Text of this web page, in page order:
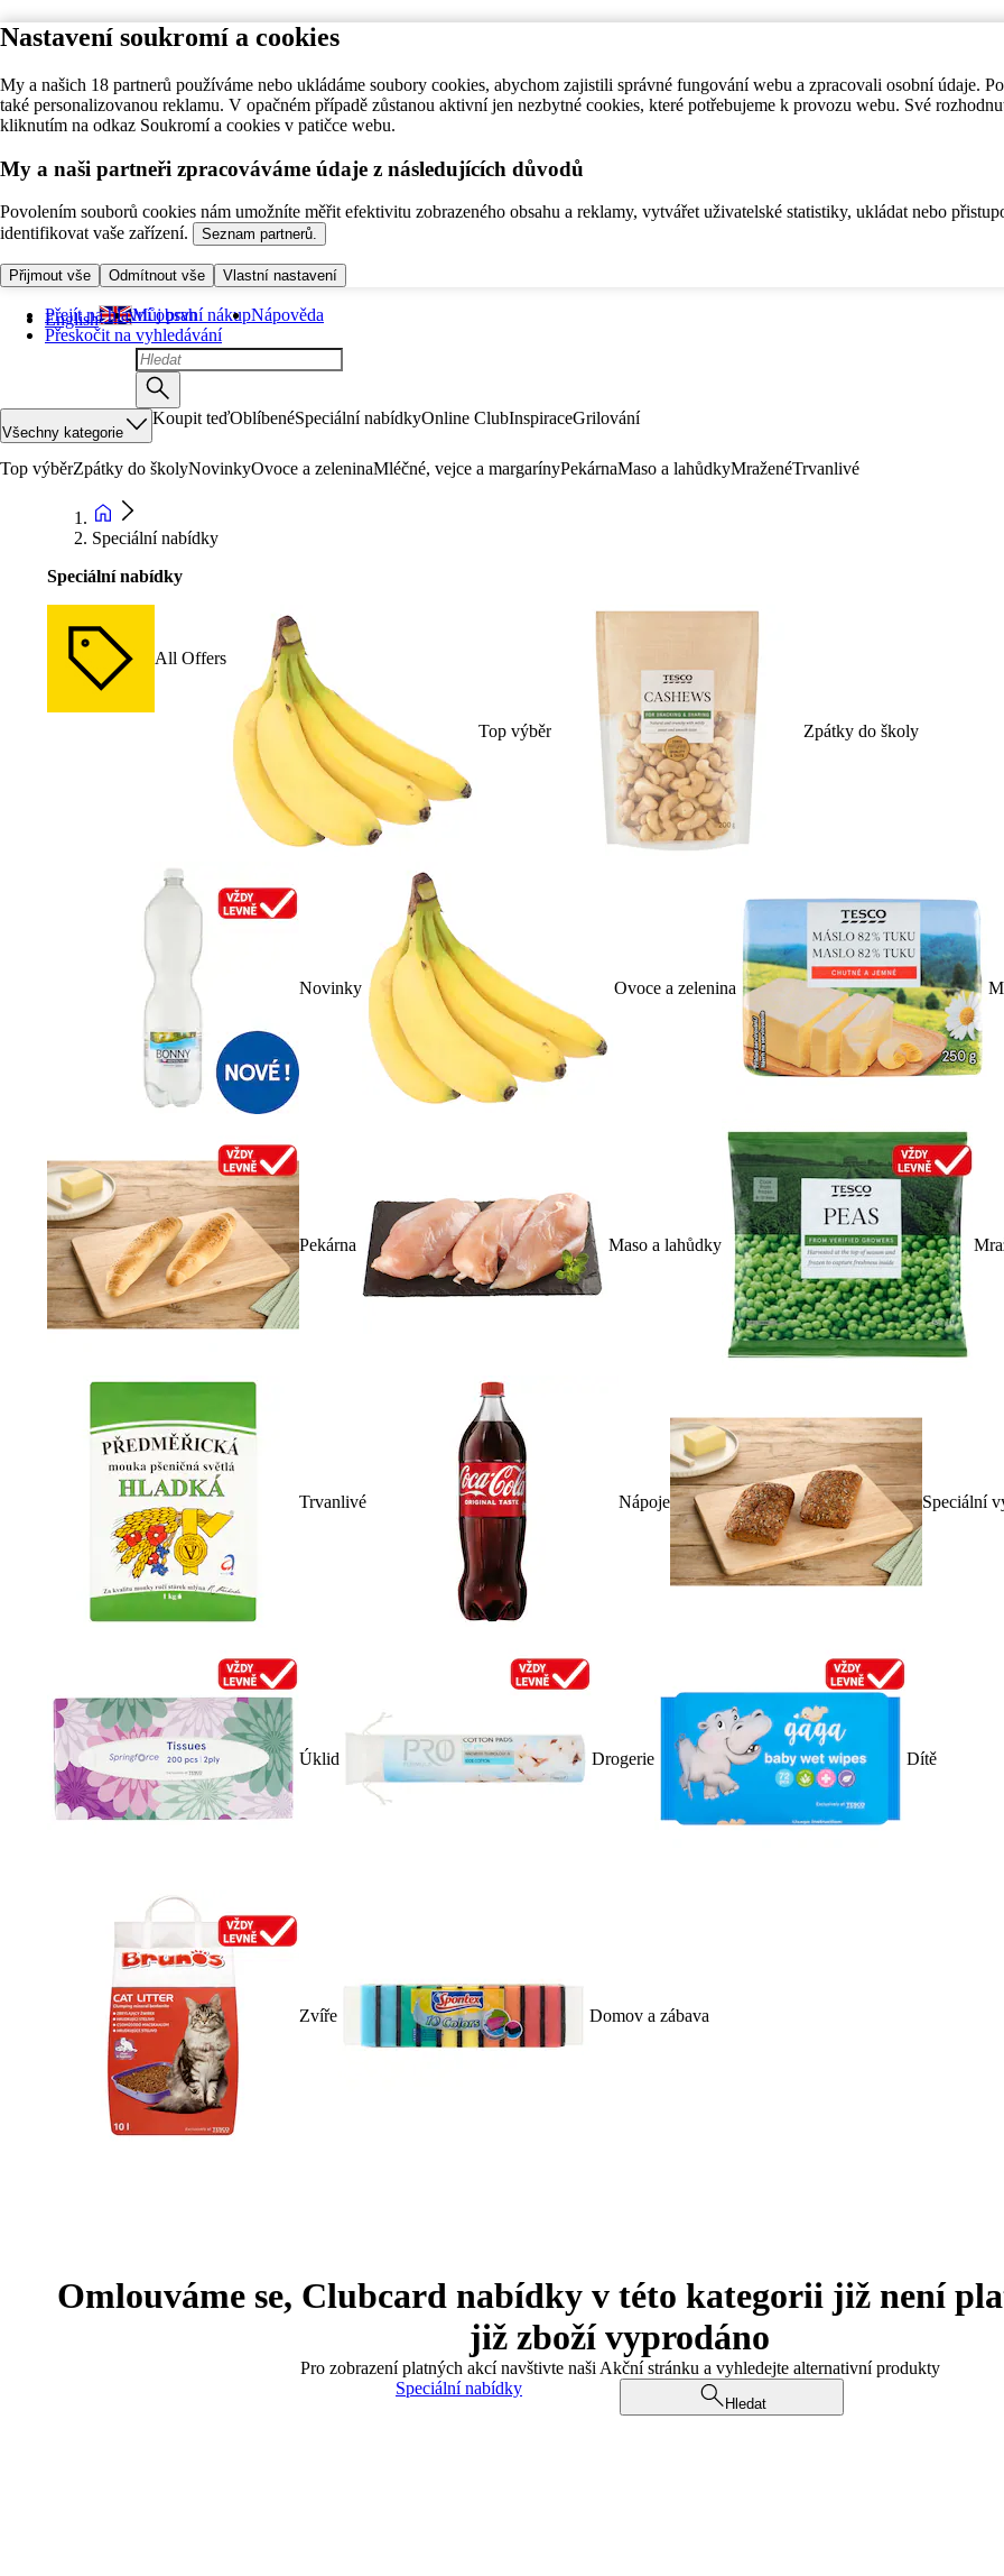
Nastavení soukromí a cookies
My a našich 18 partnerů používáme nebo ukládáme soubory cookies, abychom zajistili správné fungování webu a zpracovali osobní údaje.
také personalizovanou reklamu. V opačném případě zůstanou aktivní jen nezbytné cookies, které potřebujeme k provozu webu. Své
kliknutím na odkaz Soukromí a cookies v patičce webu.
My a naši partneři zpracováváme údaje z následujících důvodů
Povolením souborů cookies nám umožníte měřit efektivitu zobrazeného obsahu a reklamy, vytvářet uživatelské statistiky, ukládat nebo
identifikovat vaše zařízení.
Seznam partnerů.
Přijmout vše Odmítnout vše Vlastní nastavení
Přejít na hlavní obsah
Přeskočit na vyhledávání
English Můj první nákupNápověda
Všechny kategorie
Koupit teďOblíbenéSpeciální nabídkyOnline ClubInspiraceGrilování
Top výběrZpátky do školyNovinkyOvoce a zeleninaMléčné, vejce a margarínyPekárnaMaso a lahůdkyMraženéTrvanlivé
Speciální nabídky
Speciální nabídky
All Offers
Top výběr Zpátky do školy
Novinky Ovoce a zelenina
Pekárna Maso a lahůdky
Trvanlivé Nápoje Speciální
Úklid Drogerie Dítě
Zvíře Domov a zábava
Omlouváme se, Clubcard nabídky v této kategorii již není
již zboží vyprodáno
Pro zobrazení platných akcí navštivte naši Akční stránku a vyhledejte alternativní produkty
Speciální nabídky
Hledat